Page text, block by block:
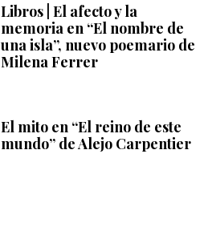
Libros | El afecto y la
memoria en “El nombre de
una isla”, nuevo poemario de
Milena Ferrer
El mito en “El reino de este
mundo” de Alejo Carpentier